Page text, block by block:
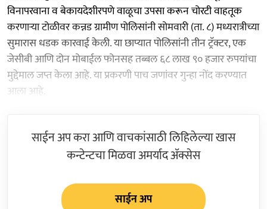
विनापरवाना व बेकायदेशीरपणे वाळूचा उपसा करून चोरटी वाहतूक
करणाऱ्या टोळीवर कन्नड ग्रामीण पोलिसांनी सोमवारी (ता. ८) मध्यरात्रीच्या
सुमारास धडक कारवाई केली. या छाप्यात पोलिसांनी तीन ट्रॅक्टर, एक
जेसीबी आणि दोन मोबाईल फोनसह तब्बल ६८ लाख ९० हजार रुपयांचा
मुद्देमाल जप्त केला आहे. या प्रकरणी पाच जणांवर गुन्हा नोंद करण्यात
आला आहे.
साईन अप करा आणि वाचकांसाठी लिहिलेल्या खास
कन्टेन्टचा मिळवा अमर्याद ॲक्सेस
साईन अप